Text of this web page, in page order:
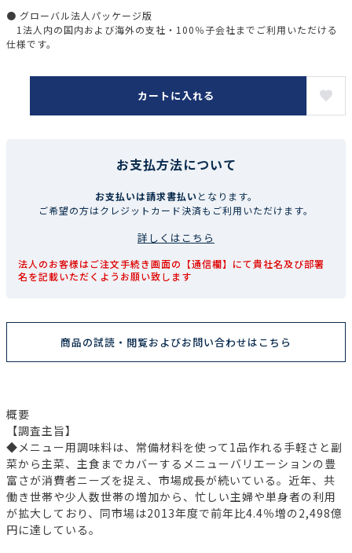
● グローバル法人パッケージ版
1法人内の国内および海外の支社・100％子会社までご利用いただける
仕様です。
カートに入れる
お支払方法について
お支払いは請求書払いとなります。
ご希望の方はクレジットカード決済もご利用いただけます。
詳しくはこちら
法人のお客様はご注文手続き画面の【通信欄】にて貴社名及び部署
名を記載いただくようお願い致します
商品の試読・閲覧およびお問い合わせはこちら
概要
【調査主旨】
◆メニュー用調味料は、常備材料を使って1品作れる手軽さと副
菜から主菜、主食までカバーするメニューバリエーションの豊
富さが消費者ニーズを捉え、市場成長が続いている。近年、共
働き世帯や少人数世帯の増加から、忙しい主婦や単身者の利用
が拡大しており、同市場は2013年度で前年比4.4％増の2,498億
円に達している。